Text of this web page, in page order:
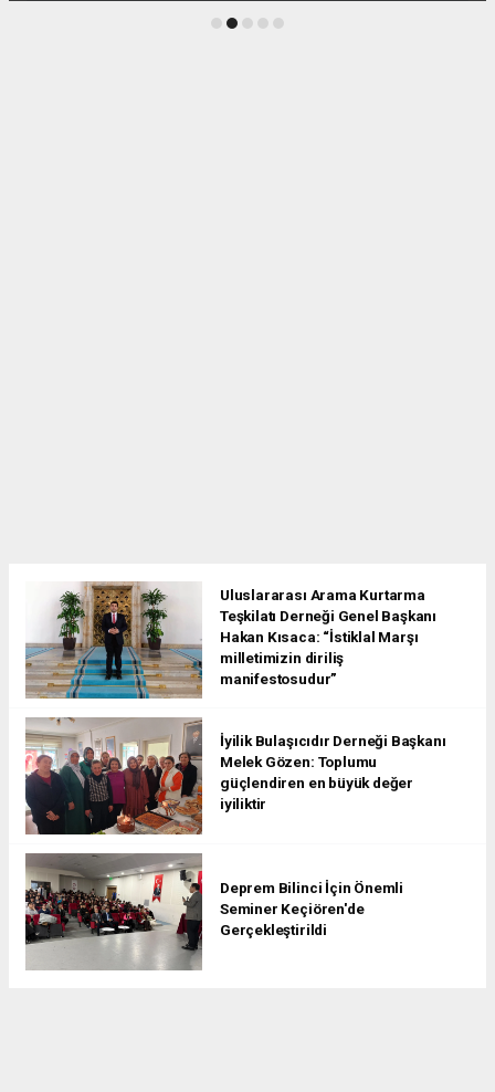
Uluslararası Arama Kurtarma
Teşkilatı Derneği Genel Başkanı
Hakan Kısaca: “İstiklal Marşı
milletimizin diriliş
manifestosudur”
İyilik Bulaşıcıdır Derneği Başkanı
Melek Gözen: Toplumu
güçlendiren en büyük değer
iyiliktir
Deprem Bilinci İçin Önemli
Seminer Keçiören'de
Gerçekleştirildi